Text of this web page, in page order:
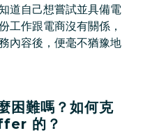
道自己想嘗試並具備電
工作跟電商沒有關係，
內容後，便毫不猶豫地
困難嗎？如何克
的？